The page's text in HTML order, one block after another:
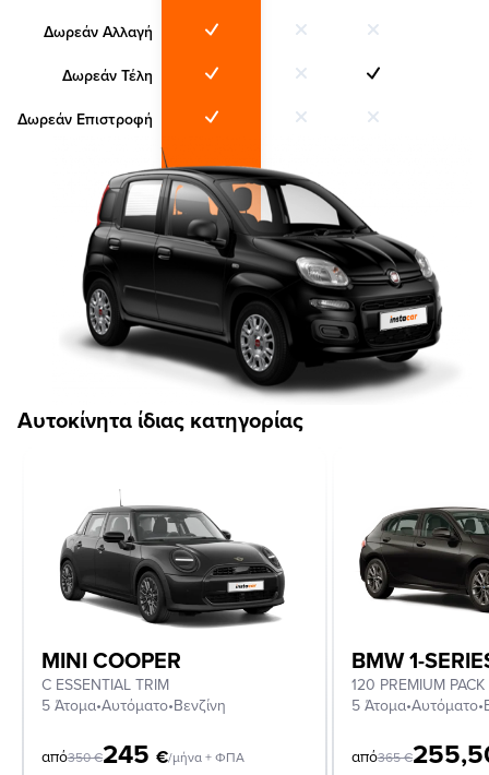
Δωρεάν Αλλαγή
Δωρεάν Τέλη
Δωρεάν Επιστροφή
Αυτοκίνητα ίδιας κατηγορίας
MINI COOPER
C ESSENTIAL TRIM
5 Άτομα•Αυτόματο•Βενζίνη
από350€245 €/μήνα + ΦΠΑ
BMW 1-
120 PREMIUM PACK
5 Άτομα•Αυτόματο•
από365€